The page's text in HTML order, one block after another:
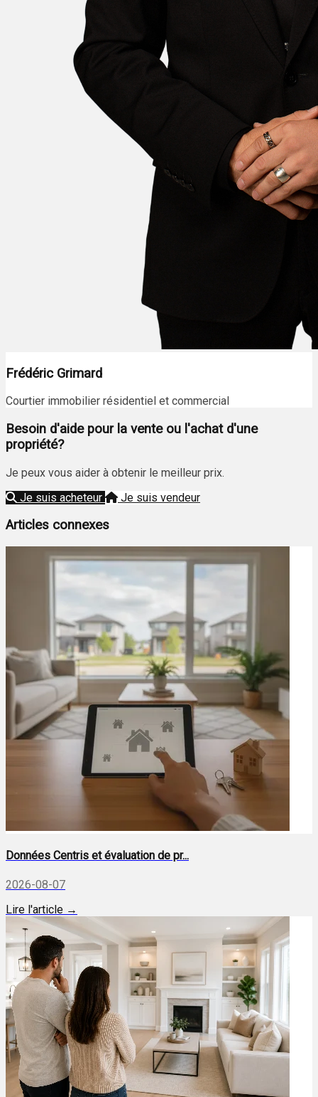
Frédéric Grimard
Courtier immobilier résidentiel et commercial
Besoin d'aide pour la vente ou l'achat d'une
propriété?
Je peux vous aider à obtenir le meilleur prix.
Je suis acheteur
Je suis vendeur
Articles connexes
Données Centris et évaluation de pr...
2026-08-07
Lire l'article →